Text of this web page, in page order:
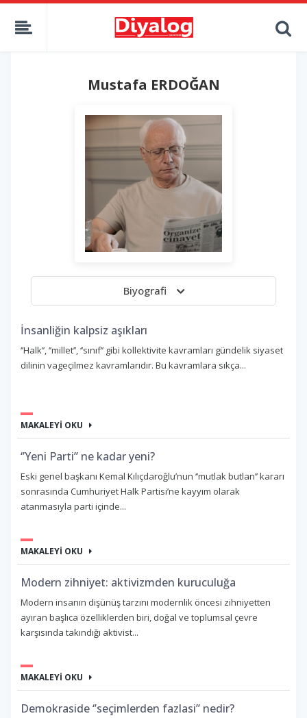
Mustafa ERDOĞAN
Biyografi
İnsanliğin kalpsiz aşıkları
‘’Halk’’, ‘’millet’’, ‘’sınıf’’ gibi kollektivite kavramları gündelik siyaset
dilinin vageçilmez kavramlarıdır. Bu kavramlara sıkça...
MAKALEYİ OKU
‘’Yeni Parti’’ ne kadar yeni?
Eski genel başkanı Kemal Kılıçdaroğlu’nun ‘’mutlak butlan’’ kararı
sonrasında Cumhuriyet Halk Partisi’ne kayyım olarak
atanmasıyla parti içinde...
MAKALEYİ OKU
Modern zihniyet: aktivizmden kuruculuğa
Modern insanın dişünüş tarzını modernlik öncesi zihniyetten
ayıran başlıca özelliklerden biri, doğal ve toplumsal çevre
karşısında takındığı aktivist...
MAKALEYİ OKU
Demokraside ‘’seçimlerden fazlasi’’ nedir?